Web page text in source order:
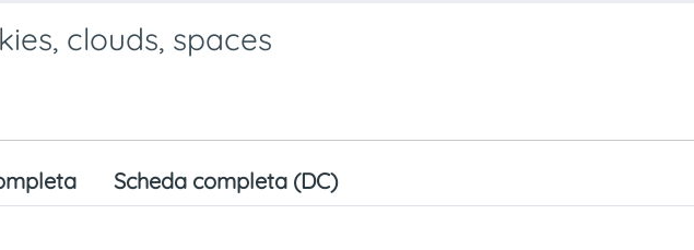
clouds, spaces
Scheda completa (DC)